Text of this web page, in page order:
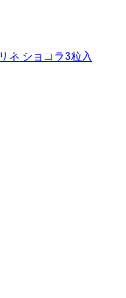
ネ ショコラ3粒入